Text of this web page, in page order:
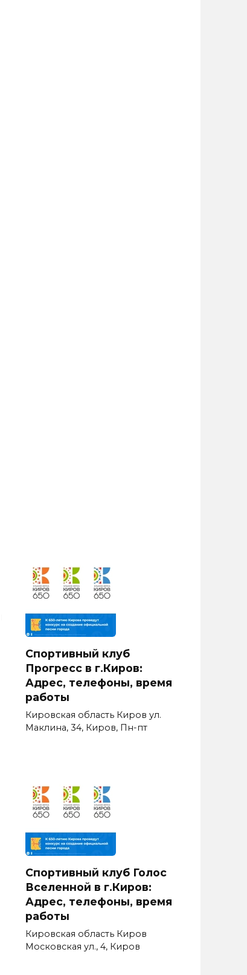
Спортивный клуб
Прогресс в г.Киров:
Адрес, телефоны, время
работы
Кировская область Киров ул.
Маклина, 34, Киров, Пн-пт
Спортивный клуб Голос
Вселенной в г.Киров:
Адрес, телефоны, время
работы
Кировская область Киров
Московская ул., 4, Киров